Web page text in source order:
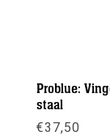
Problue:
staal
€37,50